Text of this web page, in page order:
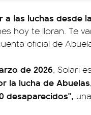
a las luchas desde
hoy te lloran. Te
oficial de
de 2026, Solari
la lucha de
desaparecidos",